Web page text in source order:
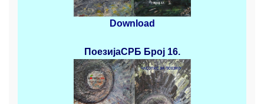
Download
ПоезијаСРБ Број 16.